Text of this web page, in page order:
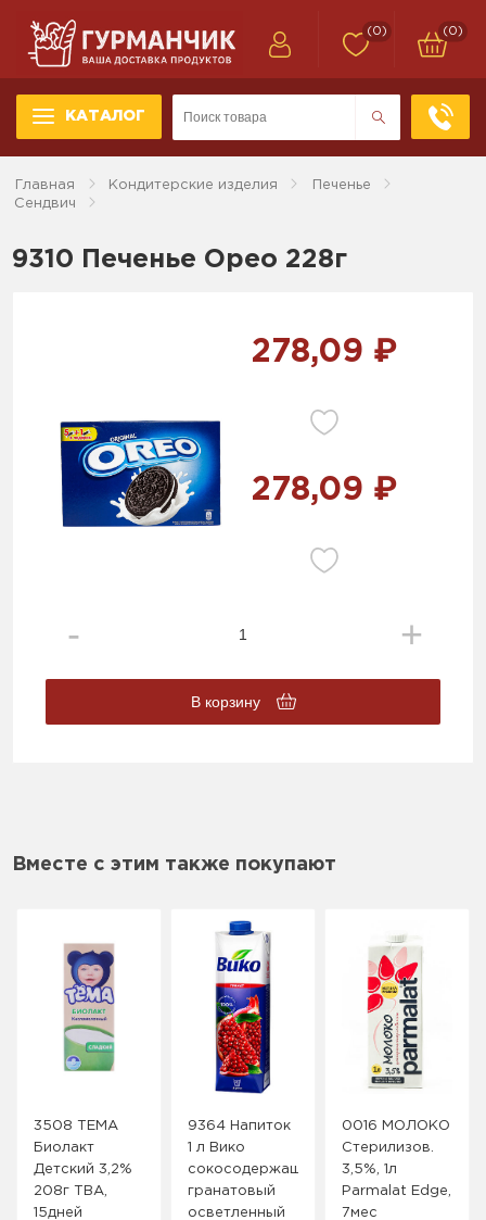
КАТАЛОГ
(0) (0)
Главная Кондитерские изделия
Печенье
Сендвич
9310 Печенье Орео 228г
278,09 ₽
278,09 ₽
В корзину
Вместе с этим также покупают
3508 ТЕМА
Биолакт
Детский 3,2%
208г ТВА,
15дней
9364 Напиток
1 л Вико
сокосодержащий
гранатовый
осветленный
0016 МОЛОКО
Стерилизов.
3,5%, 1л
Parmalat Edge,
7мес